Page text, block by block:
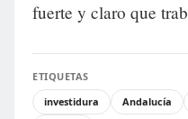
fuerte y claro que
ETIQUETAS
investidura
Andalucía